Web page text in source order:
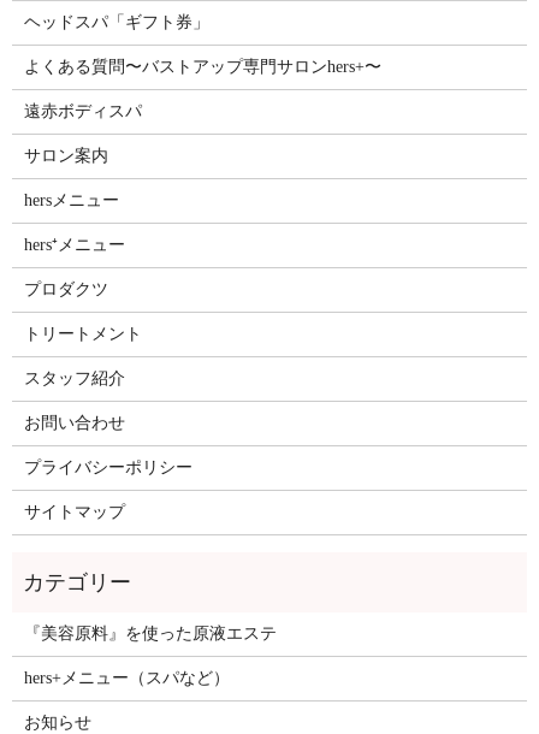
ヘッドスパ「ギフト券」
よくある質問〜バストアップ専門サロンhers+〜
遠赤ボディスパ
サロン案内
hersメニュー
hers⁺メニュー
プロダクツ
トリートメント
スタッフ紹介
お問い合わせ
プライバシーポリシー
サイトマップ
『美容原料』を使った原液エステ
hers+メニュー（スパなど）
お知らせ